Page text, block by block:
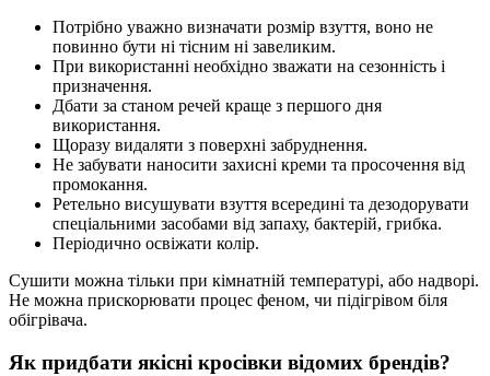
Потрібно уважно визначати розмір взуття, воно не
повинно бути ні тісним ні завеликим.
При використанні необхідно зважати на сезонність і
призначення.
Дбати за станом речей краще з першого дня
використання.
Щоразу видаляти з поверхні забруднення.
Не забувати наносити захисні креми та просочення від
промокання.
Ретельно висушувати взуття всередині та дезодорувати
спеціальними засобами від запаху, бактерій, грибка.
Періодично освіжати колір.
Сушити можна тільки при кімнатній температурі, або надворі.
Не можна прискорювати процес феном, чи підігрівом біля
обігрівача.
Як придбати якісні кросівки відомих брендів?